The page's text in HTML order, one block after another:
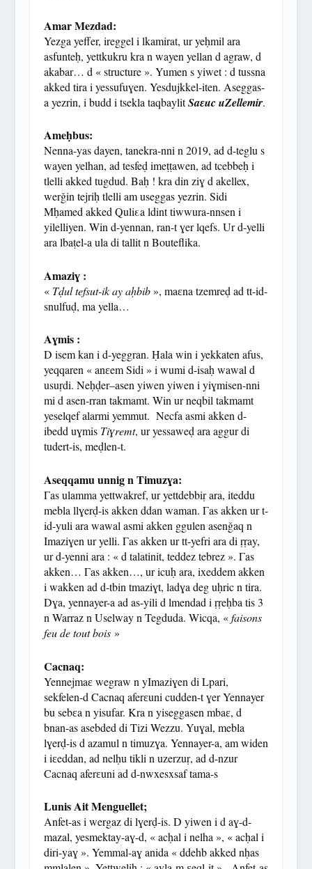
Amar Mezdad:
Yezga yeffer, ireggel i lkamirat, ur yeḥmil ara
asfunteḥ, yettkukru kra n wayen yellan d agraw, d
akabar… d « structure ». Yumen s yiwet : d tussna
akked tira i yessufuɣen. Yesdujkkel-iten. Aseggas-
a yezrin, i budd i tsekla taqbaylitSaɛuc uZellemir.
Ameḥbus:
Nenna-yas dayen, tanekra-nni n 2019, ad d-teglu s
wayen yelhan, ad tesfeḍ imeṭṭawen, ad tcebbeḥ i
tlelli akked tugdud. Baḥ ! kra din ziɣ d akellex,
werǧin tejriḥ tlelli am useggas yezrin. Sidi
Mḥamed akked Quliεa ldint tiwwura-nnsen i
yilelliyen. Win d-yennan, ran-t ɣer lqefs. Ur d-yelli
ara lbaṭel-a ula di tallit n Bouteflika.
Amaziɣ :
« Tḍul tefsut-ik ay aḥbib», maɛna tzemreḍ ad tt-id-
snulfuḍ, ma yella…
Aɣmis :
D isem kan i d-yeggran. Ḥala win i yekkaten afus,
yeqqaren « anɛem Sidi » i wumi d-isaḥ wawal d
usuṛdi. Neḥḍer–asen yiwen yiwen i yiɣmisen-nni
mi d asen-rran takmamt. Win ur neqbil takmamt
yeselqef alarmi yemmut. Necfa asmi akken d-
ibedd uɣmis Tiɣremt, ur yessaweḍ ara aggur di
tudert-is, meḍlen-t.
Aseqqamu unnig n Timuzɣa:
Γas ulamma yettwakref, ur yettdebbiṛ ara, iteddu
mebla llɣerḍ-is akken ddan waman. Γas akken ur t-
id-yuli ara wawal asmi akken ggulen asenǧaq n
Imaziɣen ur yelli. Γas akken ur tt-yefri ara di ṛṛay,
ur d-yenni ara : « d talatinit, teddez tebrez ». Γas
akken… Γas akken…, ur icuḥ ara, ixeddem akken
i wakken ad d-tbin tmaziɣt, ladɣa deg uḥric n tira.
Dɣa, yennayer-a ad as-yili d lmendad i ṛṛeḥba tis 3
n Warraz n Uselway n Tegduda. Wicqa, «faisons
feu de tout bois»
Cacnaq:
Yennejmaɛ wegraw n yImaziɣen di Lpari,
sekfelen-d Cacnaq aferɛuni cudden-t ɣer Yennayer
bu sebɛa n yisufar. Kra n yiseggasen mbaɛ, d
bnan-as asebded di Tizi Wezzu. Yuɣal, mebla
lɣerḍ-is d azamul n timuzɣa. Yennayer-a, am widen
i iɛeddan, ad nelḥu tikli n uzerzuṛ, ad d-nzur
Cacnaq aferɛuni ad d-nwxesxsaf tama-s
Lunis Ait Menguellet;
Anfet-as i wergaz di lɣerḍ-is. D yiwen i d aɣ-d-
mazal, yesmektay-aɣ-d, « acḥal i nelha », « acḥal i
diri-yaɣ ». Yemmal-aɣ anida « ddehb akked nḥas